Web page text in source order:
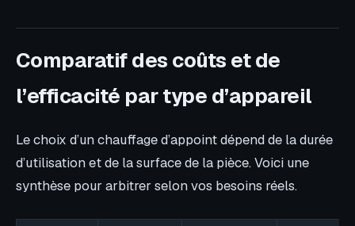
Comparatif des coûts et de
l’efficacité par type d’appareil
Le choix d’un chauffage d’appoint dépend de la durée
d’utilisation et de la surface de la pièce. Voici une
synthèse pour arbitrer selon vos besoins réels.